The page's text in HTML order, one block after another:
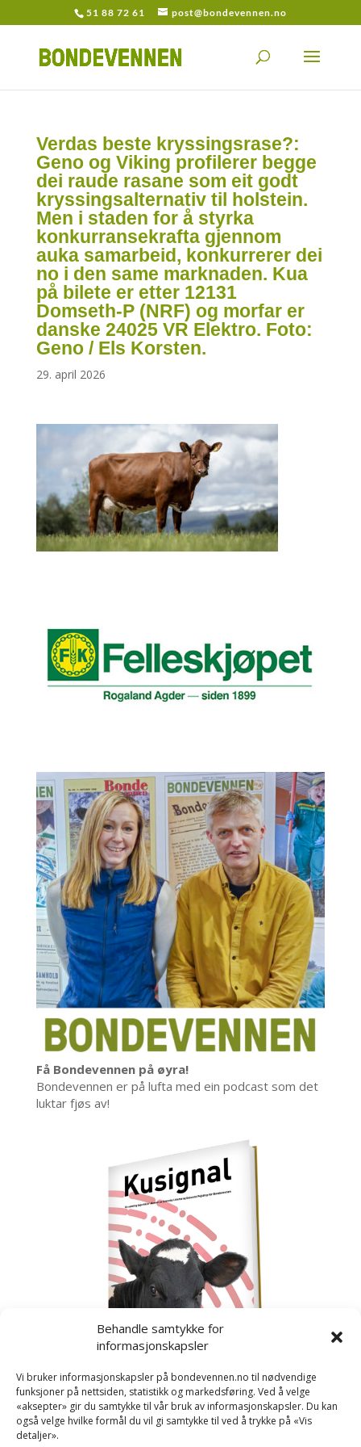
Behandle samtykke for
informasjonskapsler
Vi bruker informasjonskapsler på bondevennen.no til nødvendige
funksjoner på nettsiden, statistikk og markedsføring. Ved å velge
«aksepter» gir du samtykke til vår bruk av informasjonskapsler. Du kan
også velge hvilke formål du vil gi samtykke til ved å trykke på «Vis
detaljer».
51 88 72 61 post@bondevennen.no
Verdas beste kryssingsrase?:
Geno og Viking profilerer begge
dei raude rasane som eit godt
kryssingsalternativ til holstein.
Men i staden for å styrka
konkurransekrafta gjennom
auka samarbeid, konkurrerer dei
no i den same marknaden. Kua
på bilete er etter 12131
Domseth-P (NRF) og morfar er
danske 24025 VR Elektro. Foto:
Geno / Els Korsten.
29. april 2026
Få Bondevennen på øyra!
Bondevennen er på lufta med ein podcast som det
luktar fjøs av!
Kusignal